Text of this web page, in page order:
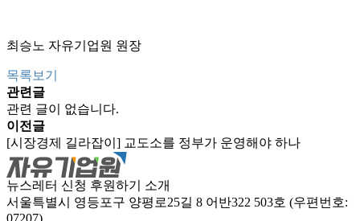
최승노 자유기업원 원장
목록보기
관련글
관련 글이 없습니다.
이전글
[시장경제 길라잡이] 교도소를 정부가 운영해야 하나
뉴스레터 신청 후원하기
소개
서울특별시 영등포구 양평로25길 8 어반322 503호 (우편번호:
07207)